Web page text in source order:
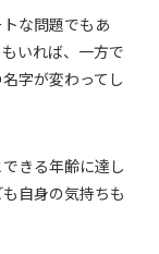
な問題でもあ
いれば、一方で
字が変わってし
きる年齢に達し
自身の気持ちも